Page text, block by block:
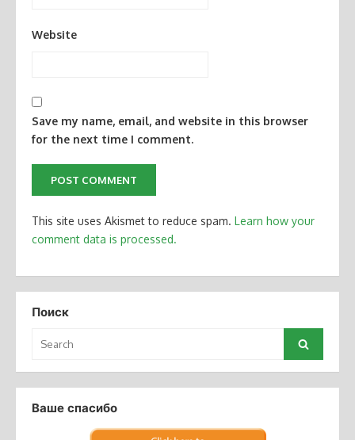
Website
Save my name, email, and website in this browser
for the next time I comment.
This site uses Akismet to reduce spam. Learn how your
comment data is processed.
Поиск
for:
Search
Ваше спасибо